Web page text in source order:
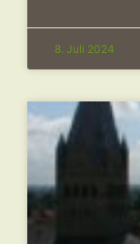
8. Juli 2024